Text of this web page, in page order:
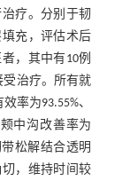
疗。分别于韧
充，评估术后
，其中有10例
治疗。所有就
率为93.55%、
中沟改善率为
松解结合透明
，维持时间较